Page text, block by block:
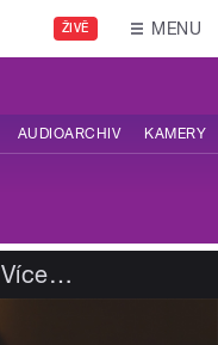
ŽIVĚ MENU
AUDIOARCHIV KAMERY
Více…